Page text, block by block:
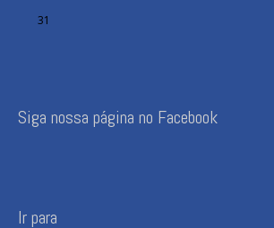
31
Siga nossa página no Facebook
Ir para